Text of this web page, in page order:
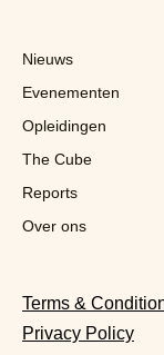
"No-low":
InBev
Nieuws
Evenementen
Opleidingen
The Cube
Reports
Over ons
Terms &
Privacy Policy